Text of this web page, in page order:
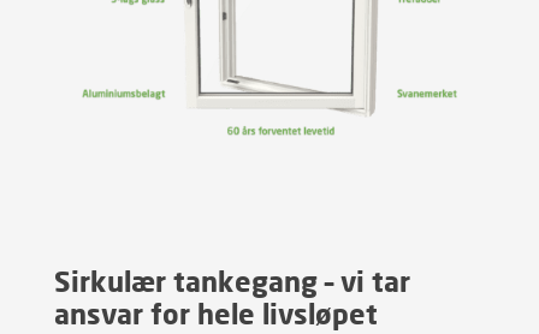
Sirkulær tankegang – vi tar
ansvar for hele livsløpet